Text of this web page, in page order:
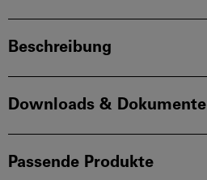
Beschreibung
Downloads & Dokumente
Passende Produkte